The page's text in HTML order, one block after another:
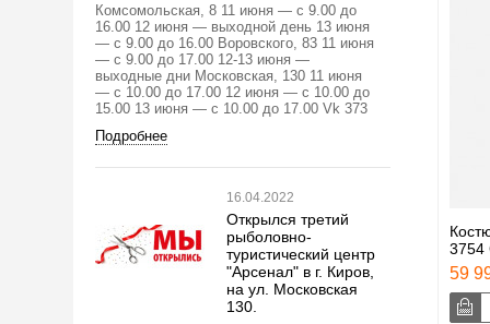
Комсомольская, 8 11 июня — с 9.00 до
16.00 12 июня — выходной день 13 июня
— с 9.00 до 16.00 Воровского, 83 11 июня
— с 9.00 до 17.00 12-13 июня —
выходные дни Московская, 130 11 июня
— с 10.00 до 17.00 12 июня — с 10.00 до
15.00 13 июня — с 10.00 до 17.00 Vk 373
Подробнее
16.04.2022
Открылся третий
рыболовно-
туристический центр
"Арсенал" в г. Киров,
на ул. Московская
130.
3754
59